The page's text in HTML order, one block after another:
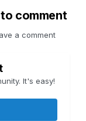
comment
a comment
It's easy!